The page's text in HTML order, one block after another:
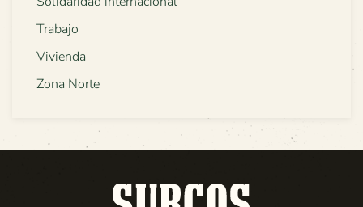
Trabajo
Vivienda
Zona Norte